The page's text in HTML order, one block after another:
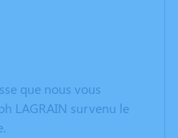
que nous vous
LAGRAIN survenu le